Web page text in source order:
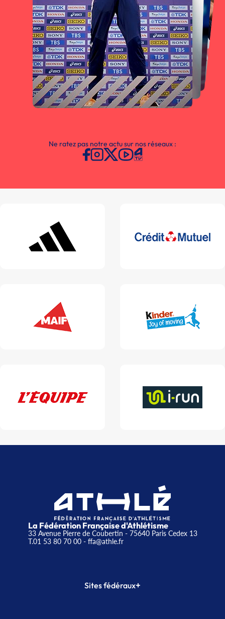
Ne ratez pas notre actu sur nos réseaux :
La Fédération Française d'Athlétisme
33 Avenue Pierre de Coubertin - 75640 Paris Cedex 13
T.01 53 80 70 00- ffa@athle.fr
Sites fédéraux+